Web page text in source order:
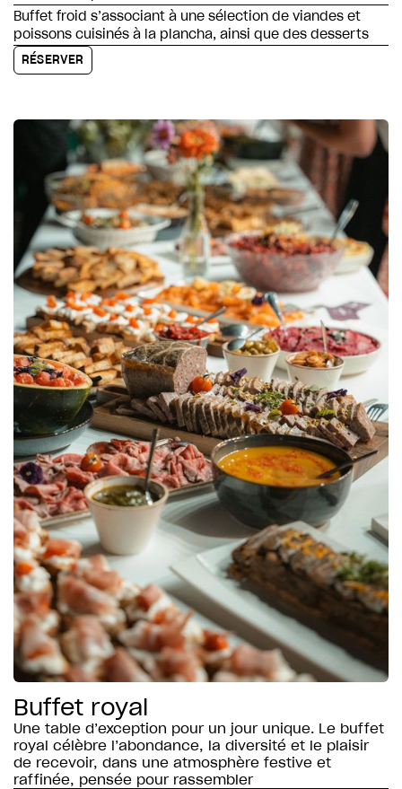
Buffet froid s’associant à une sélection de viandes et
poissons cuisinés à la plancha, ainsi que des desserts
RÉSERVER
Buffet royal
Une table d’exception pour un jour unique. Le buffet
royal célèbre l’abondance, la diversité et le plaisir
de recevoir, dans une atmosphère festive et
raffinée, pensée pour rassembler